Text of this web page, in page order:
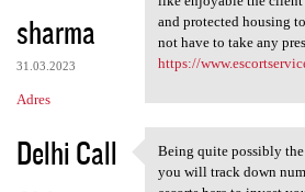
sharma
31.03.2023
Adres
and protected housing
not have to take any
https://
Delhi Call
Being quite
Being quite possibly the
you will track down